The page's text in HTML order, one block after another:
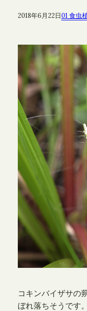
2018年6月22日01 食虫
コキンバイザサの
ぼれ落ちそうです。